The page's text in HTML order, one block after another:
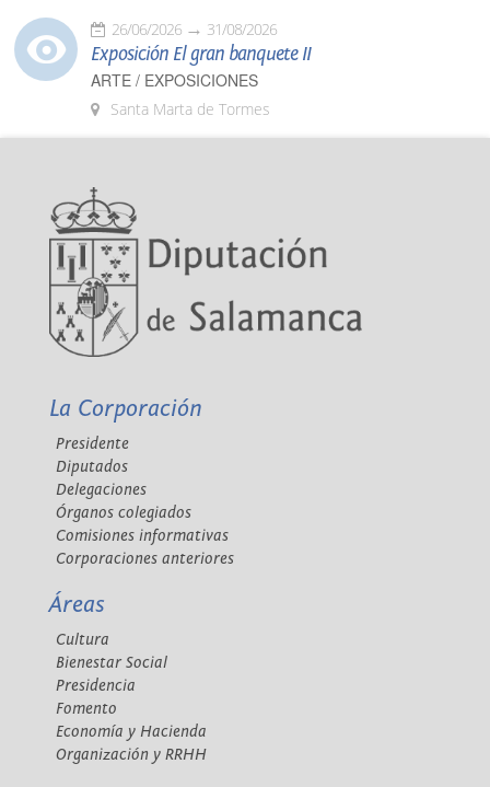
26/06/2026 31/08/2026
Exposición El gran banquete II
ARTE / EXPOSICIONES
Santa Marta de Tormes
La Corporación
Presidente
Diputados
Delegaciones
Órganos colegiados
Comisiones informativas
Corporaciones anteriores
Áreas
Cultura
Bienestar Social
Presidencia
Fomento
Economía y Hacienda
Organización y RRHH